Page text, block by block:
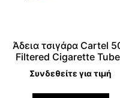
Άδεια τσιγάρα Cartel
Filtered Cigarette
Συνδεθείτε για τιμή